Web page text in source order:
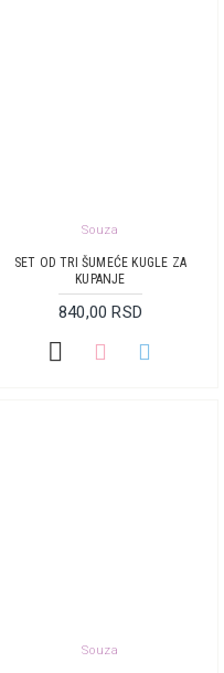
Souza
SET OD TRI ŠUMEĆE KUGLE ZA
KUPANJE
840,00 RSD
Souza